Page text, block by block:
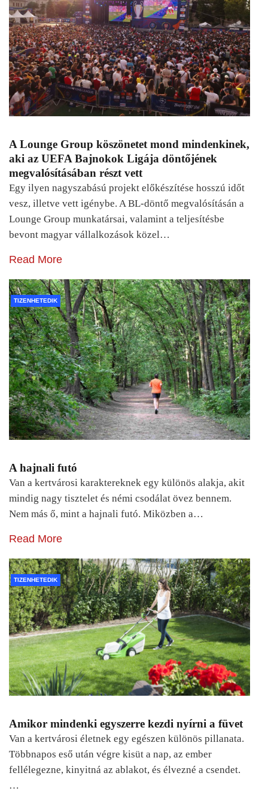
A Lounge Group köszönetet mond mindenkinek,
aki az UEFA Bajnokok Ligája döntőjének
megvalósításában részt vett
Egy ilyen nagyszabású projekt előkészítése hosszú időt
vesz, illetve vett igénybe. A BL-döntő megvalósításán a
Lounge Group munkatársai, valamint a teljesítésbe
bevont magyar vállalkozások közel…
Read More
TIZENHETEDIK
A hajnali futó
Van a kertvárosi karaktereknek egy különös alakja, akit
mindig nagy tisztelet és némi csodálat övez bennem.
Nem más ő, mint a hajnali futó. Miközben a…
Read More
TIZENHETEDIK
Amikor mindenki egyszerre kezdi nyírni a füvet
Van a kertvárosi életnek egy egészen különös pillanata.
Többnapos eső után végre kisüt a nap, az ember
fellélegezne, kinyitná az ablakot, és élvezné a csendet.
…